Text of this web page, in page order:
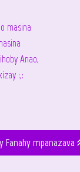
masina
Anao,
:,:
Fanahy mpanazava